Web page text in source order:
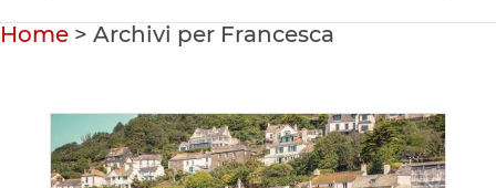
Home > Archivi per Francesca